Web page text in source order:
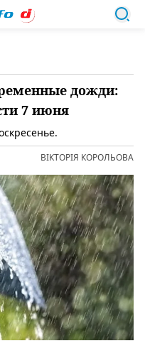
дожди:
7 июня
ВІКТОРІЯ КОРОЛЬОВА